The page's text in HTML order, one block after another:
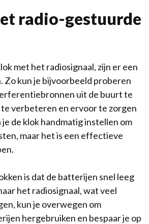
radio-gestuurde
met het radiosignaal, zijn er een
Zo kun je bijvoorbeeld proberen
uit de buurt te
verbeteren en ervoor te zorgen
de klok handmatig instellen om
maar het is een effectieve
is dat de batterijen snel leeg
het radiosignaal, wat veel
kun je overwegen om
hergebruiken en bespaar je op